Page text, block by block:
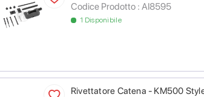
Codice Prodotto : AI8595
1 Disponibile
Rivettatore Catena - KM500